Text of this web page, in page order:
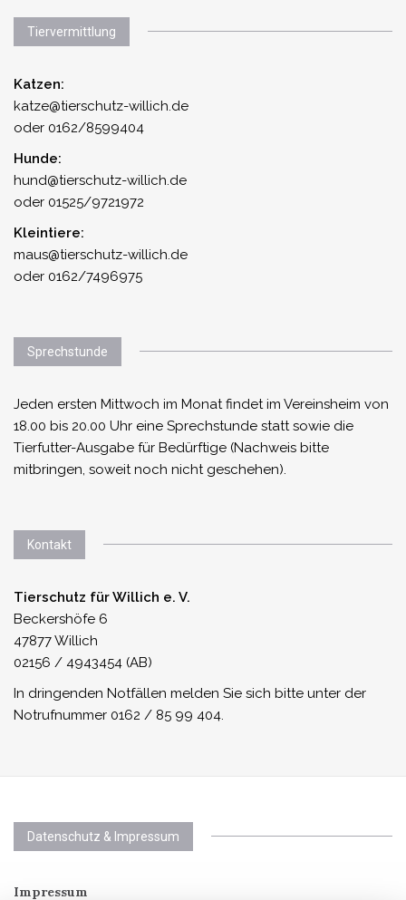
Tiervermittlung
Katzen:
katze@tierschutz-willich.de
oder 0162/8599404
Hunde:
hund@tierschutz-willich.de
oder 01525/9721972
Kleintiere:
maus@tierschutz-willich.de
oder 0162/7496975
Sprechstunde
Jeden ersten Mittwoch im Monat findet im Vereinsheim von
18.00 bis 20.00 Uhr eine Sprechstunde statt sowie die
Tierfutter-Ausgabe für Bedürftige (Nachweis bitte
mitbringen, soweit noch nicht geschehen).
Kontakt
Tierschutz für Willich e. V.
Beckershöfe 6
47877 Willich
02156 / 4943454 (AB)
In dringenden Notfällen melden Sie sich bitte unter der
Notrufnummer 0162 / 85 99 404.
Datenschutz & Impressum
Impressum